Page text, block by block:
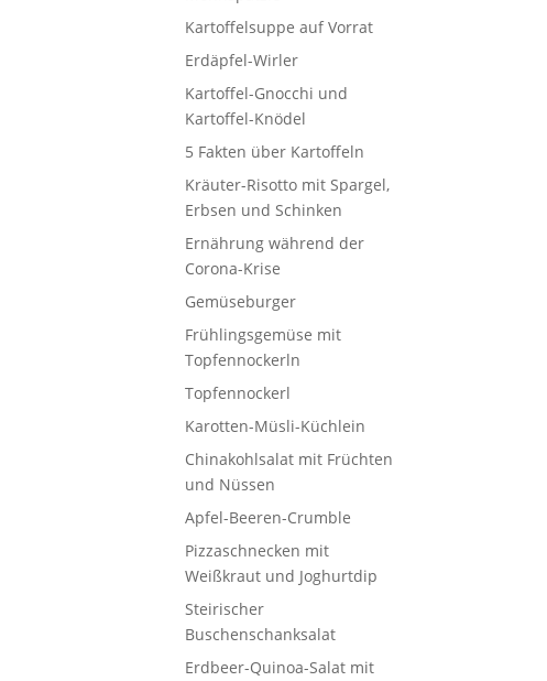
Kartoffelsuppe auf Vorrat
Erdäpfel-Wirler
Kartoffel-Gnocchi und
Kartoffel-Knödel
5 Fakten über Kartoffeln
Kräuter-Risotto mit Spargel,
Erbsen und Schinken
Ernährung während der
Corona-Krise
Gemüseburger
Frühlingsgemüse mit
Topfennockerln
Topfennockerl
Karotten-Müsli-Küchlein
Chinakohlsalat mit Früchten
und Nüssen
Apfel-Beeren-Crumble
Pizzaschnecken mit
Weißkraut und Joghurtdip
Steirischer
Buschenschanksalat
Erdbeer-Quinoa-Salat mit